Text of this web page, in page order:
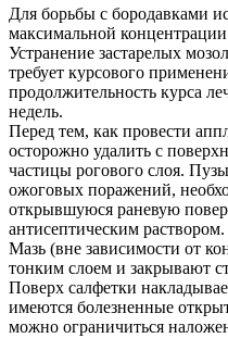
Для борьбы с бородавками
максимальной
Устранение застарелых
требует курсового
продолжительность курса
недель.
Перед тем, как провести
осторожно удалить с
частицы рогового слоя.
ожоговых поражений,
открывшуюся раневую
антисептическим раствором.
Мазь (вне зависимости от
тонким слоем и закрывают
Поверх салфетки
имеются болезненные
можно ограничиться